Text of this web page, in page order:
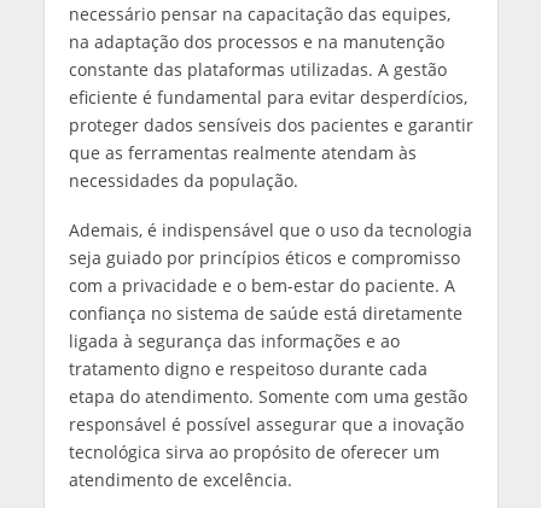
necessário pensar na capacitação das equipes,
na adaptação dos processos e na manutenção
constante das plataformas utilizadas. A gestão
eficiente é fundamental para evitar desperdícios,
proteger dados sensíveis dos pacientes e garantir
que as ferramentas realmente atendam às
necessidades da população.
Ademais, é indispensável que o uso da tecnologia
seja guiado por princípios éticos e compromisso
com a privacidade e o bem-estar do paciente. A
confiança no sistema de saúde está diretamente
ligada à segurança das informações e ao
tratamento digno e respeitoso durante cada
etapa do atendimento. Somente com uma gestão
responsável é possível assegurar que a inovação
tecnológica sirva ao propósito de oferecer um
atendimento de excelência.